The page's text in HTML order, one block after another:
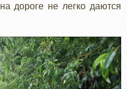
дороге не легко даются